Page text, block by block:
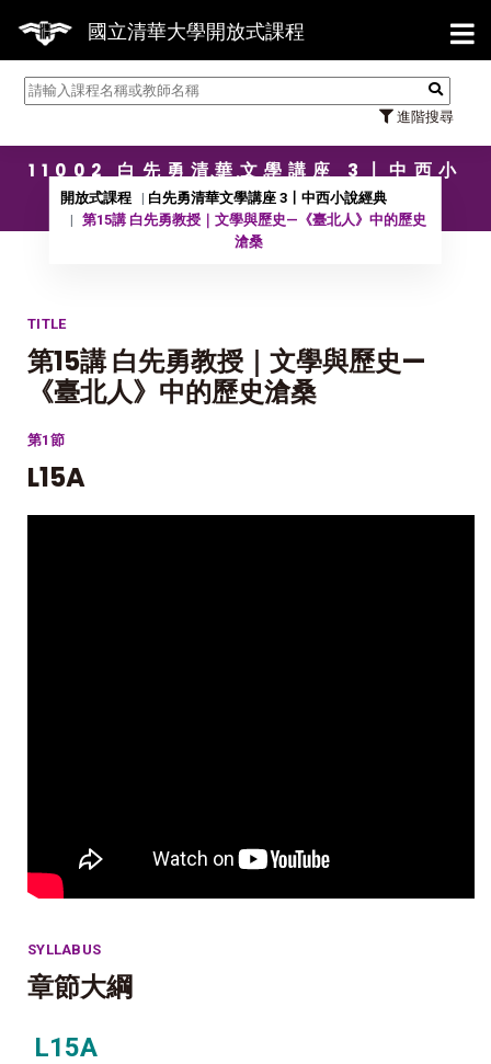
國立清華大學開放式課程
進階搜尋
【
11002 白先勇清華文學講座 3〡中西小
說經典
開放式課程
白先勇清華文學講座 3〡中西小說經典
第15講 白先勇教授｜文學與歷史—《臺北人》中的歷史
滄桑
TITLE
第15講 白先勇教授｜文學與歷史—
《臺北人》中的歷史滄桑
第1節
L15A
SYLLABUS
章節大綱
L15A